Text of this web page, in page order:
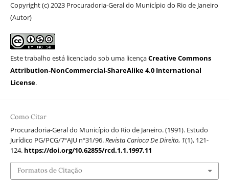
Copyright (c) 2023 Procuradoria-Geral do Município do Rio de Janeiro
(Autor)
Este trabalho está licenciado sob uma licençaCreative Commons
Attribution-NonCommercial-ShareAlike 4.0 International
License.
Como Citar
Procuradoria-Geral do Município do Rio de Janeiro. (1991). Estudo
Jurídico PG/PCG/7ºAJU nº31/96.Revista Carioca De Direito, 1(1), 121-
124. https://doi.org/10.62855/rcd.1.1.1997.11
Formatos de Citação